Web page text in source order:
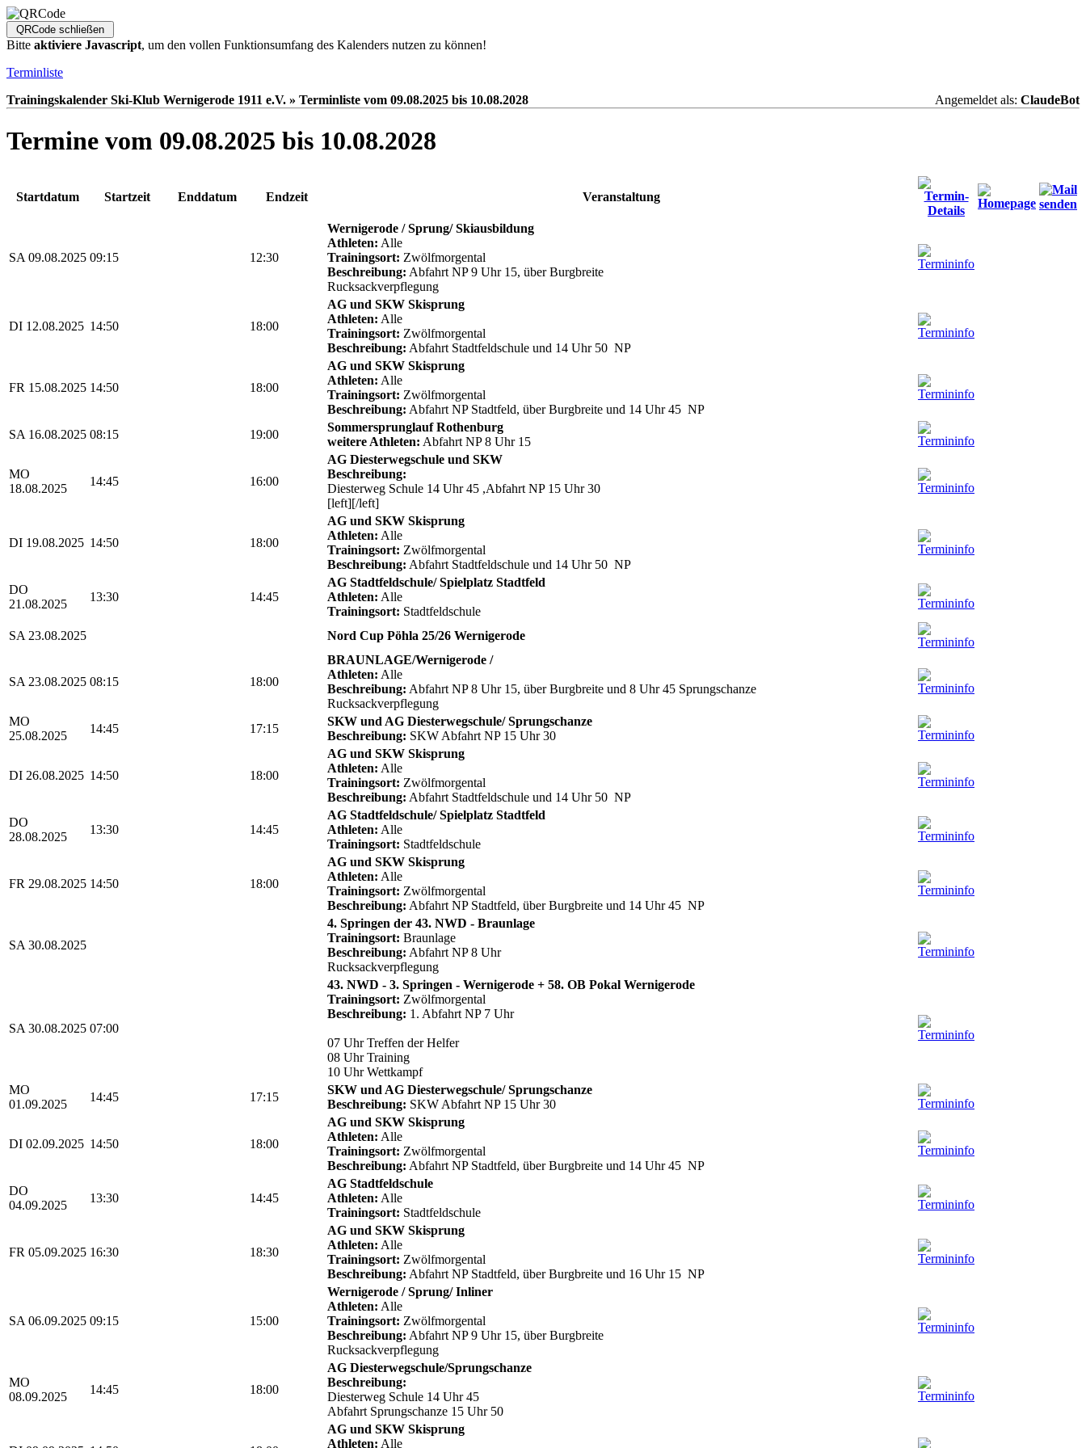
Bitte aktiviere Javascript, um den vollen Funktionsumfang des Kalenders nutzen zu können!
Terminliste
Trainingskalender Ski-Klub Wernigerode 1911 e.V. » Terminliste vom 09.08.2025 bis 10.08.2028
Angemeldet als: ClaudeBot
Termine vom 09.08.2025 bis 10.08.2028
Startdatum Startzeit Enddatum Endzeit Veranstaltung
SA 09.08.2025 09:15 12:30
Wernigerode / Sprung/ Skiausbildung
Athleten: Alle
Trainingsort: Zwölfmorgental
Beschreibung: Abfahrt NP 9 Uhr 15, über Burgbreite
Rucksackverpflegung
DI 12.08.2025 14:50 18:00
AG und SKW Skisprung
Athleten: Alle
Trainingsort: Zwölfmorgental
Beschreibung: Abfahrt Stadtfeldschule und 14 Uhr 50 NP
FR 15.08.2025 14:50 18:00
AG und SKW Skisprung
Athleten: Alle
Trainingsort: Zwölfmorgental
Beschreibung: Abfahrt NP Stadtfeld, über Burgbreite und 14 Uhr 45 NP
SA 16.08.2025 08:15 19:00
Sommersprunglauf Rothenburg
weitere Athleten: Abfahrt NP 8 Uhr 15
MO
18.08.2025
14:45 16:00
AG Diesterwegschule und SKW
Beschreibung:
Diesterweg Schule 14 Uhr 45 ,Abfahrt NP 15 Uhr 30
[left][/left]
DI 19.08.2025 14:50 18:00
AG und SKW Skisprung
Athleten: Alle
Trainingsort: Zwölfmorgental
Beschreibung: Abfahrt Stadtfeldschule und 14 Uhr 50 NP
DO
21.08.2025
13:30 14:45
AG Stadtfeldschule/ Spielplatz Stadtfeld
Athleten: Alle
Trainingsort: Stadtfeldschule
SA 23.08.2025
Nord Cup Pöhla 25/26 Wernigerode
SA 23.08.2025 08:15 18:00
BRAUNLAGE/Wernigerode /
Athleten: Alle
Beschreibung: Abfahrt NP 8 Uhr 15, über Burgbreite und 8 Uhr 45 Sprungschanze
Rucksackverpflegung
MO
25.08.2025
14:45 17:15
SKW und AG Diesterwegschule/ Sprungschanze
Beschreibung: SKW Abfahrt NP 15 Uhr 30
DI 26.08.2025 14:50 18:00
AG und SKW Skisprung
Athleten: Alle
Trainingsort: Zwölfmorgental
Beschreibung: Abfahrt Stadtfeldschule und 14 Uhr 50 NP
DO
28.08.2025
13:30 14:45
AG Stadtfeldschule/ Spielplatz Stadtfeld
Athleten: Alle
Trainingsort: Stadtfeldschule
FR 29.08.2025 14:50 18:00
AG und SKW Skisprung
Athleten: Alle
Trainingsort: Zwölfmorgental
Beschreibung: Abfahrt NP Stadtfeld, über Burgbreite und 14 Uhr 45 NP
SA 30.08.2025
4. Springen der 43. NWD - Braunlage
Trainingsort: Braunlage
Beschreibung: Abfahrt NP 8 Uhr
Rucksackverpflegung
SA 30.08.2025 07:00
43. NWD - 3. Springen - Wernigerode + 58. OB Pokal Wernigerode
Trainingsort: Zwölfmorgental
Beschreibung: 1. Abfahrt NP 7 Uhr
07 Uhr Treffen der Helfer
08 Uhr Training
10 Uhr Wettkampf
MO
01.09.2025
14:45 17:15
SKW und AG Diesterwegschule/ Sprungschanze
Beschreibung: SKW Abfahrt NP 15 Uhr 30
DI 02.09.2025 14:50 18:00
AG und SKW Skisprung
Athleten: Alle
Trainingsort: Zwölfmorgental
Beschreibung: Abfahrt NP Stadtfeld, über Burgbreite und 14 Uhr 45 NP
DO
04.09.2025
13:30 14:45
AG Stadtfeldschule
Athleten: Alle
Trainingsort: Stadtfeldschule
FR 05.09.2025 16:30 18:30
AG und SKW Skisprung
Athleten: Alle
Trainingsort: Zwölfmorgental
Beschreibung: Abfahrt NP Stadtfeld, über Burgbreite und 16 Uhr 15 NP
SA 06.09.2025 09:15 15:00
Wernigerode / Sprung/ Inliner
Athleten: Alle
Trainingsort: Zwölfmorgental
Beschreibung: Abfahrt NP 9 Uhr 15, über Burgbreite
Rucksackverpflegung
MO
08.09.2025
14:45 18:00
AG Diesterwegschule/Sprungschanze
Beschreibung:
Diesterweg Schule 14 Uhr 45
Abfahrt Sprungschanze 15 Uhr 50
AG und SKW Skisprung
Athleten: Alle